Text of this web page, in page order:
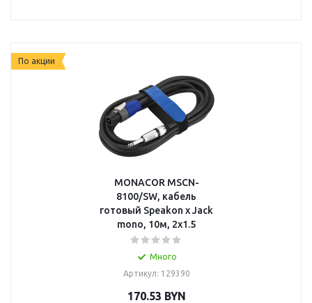
По акции
MONACOR MSCN-
8100/SW, кабель
готовый Speakon x Jack
mono, 10м, 2x1.5
Много
Артикул: 129390
170.53 BYN